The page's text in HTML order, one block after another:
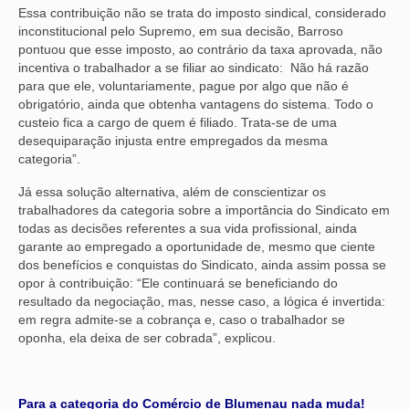
Essa contribuição não se trata do imposto sindical, considerado
inconstitucional pelo Supremo, em sua decisão, Barroso
pontuou que esse imposto, ao contrário da taxa aprovada, não
incentiva o trabalhador a se filiar ao sindicato: Não há razão
para que ele, voluntariamente, pague por algo que não é
obrigatório, ainda que obtenha vantagens do sistema. Todo o
custeio fica a cargo de quem é filiado. Trata-se de uma
desequiparação injusta entre empregados da mesma
categoria”.
Já essa solução alternativa, além de conscientizar os
trabalhadores da categoria sobre a importância do Sindicato em
todas as decisões referentes a sua vida profissional, ainda
garante ao empregado a oportunidade de, mesmo que ciente
dos benefícios e conquistas do Sindicato, ainda assim possa se
opor à contribuição: “Ele continuará se beneficiando do
resultado da negociação, mas, nesse caso, a lógica é invertida:
em regra admite-se a cobrança e, caso o trabalhador se
oponha, ela deixa de ser cobrada”, explicou.
Para a categoria do Comércio de Blumenau nada muda!